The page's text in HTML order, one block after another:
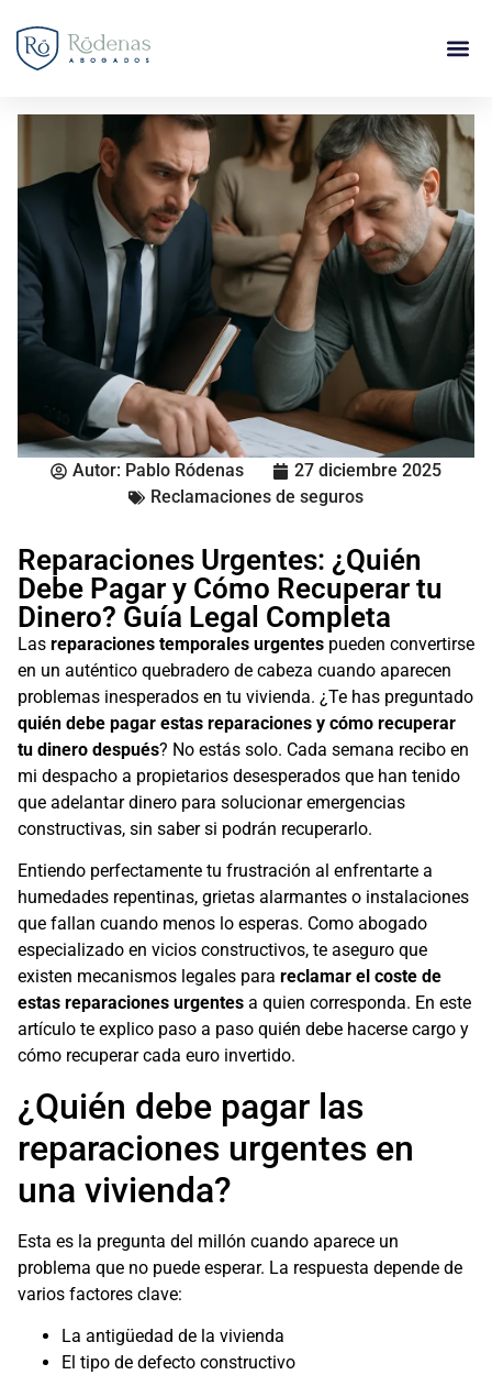
Autor: Pablo Ródenas
27 diciembre 2025
Reclamaciones de seguros
Reparaciones Urgentes: ¿Quién
Debe Pagar y Cómo Recuperar tu
Dinero? Guía Legal Completa
Las reparaciones temporales urgentes pueden convertirse
en un auténtico quebradero de cabeza cuando aparecen
problemas inesperados en tu vivienda. ¿Te has preguntado
quién debe pagar estas reparaciones y cómo recuperar
tu dinero después? No estás solo. Cada semana recibo en
mi despacho a propietarios desesperados que han tenido
que adelantar dinero para solucionar emergencias
constructivas, sin saber si podrán recuperarlo.
Entiendo perfectamente tu frustración al enfrentarte a
humedades repentinas, grietas alarmantes o instalaciones
que fallan cuando menos lo esperas. Como abogado
especializado en vicios constructivos, te aseguro que
existen mecanismos legales para reclamar el coste de
estas reparaciones urgentes a quien corresponda. En este
artículo te explico paso a paso quién debe hacerse cargo y
cómo recuperar cada euro invertido.
¿Quién debe pagar las
reparaciones urgentes en
una vivienda?
Esta es la pregunta del millón cuando aparece un
problema que no puede esperar. La respuesta depende de
varios factores clave:
La antigüedad de la vivienda
El tipo de defecto constructivo